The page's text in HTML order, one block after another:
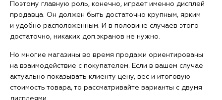
Поэтому главную роль, конечно, играет именно дисплей
продавца. Он должен быть достаточно крупным, ярким
и удобно расположенным. И в половине случаев этого
достаточно, никаких доп.экранов не нужно.
Но многие магазины во время продажи ориентированы
на взаимодействие с покупателем. Если в вашем случае
актуально показывать клиенту цену, вес и итоговую
стоимость товара, то рассматривайте варианты с двумя
дисплеями.